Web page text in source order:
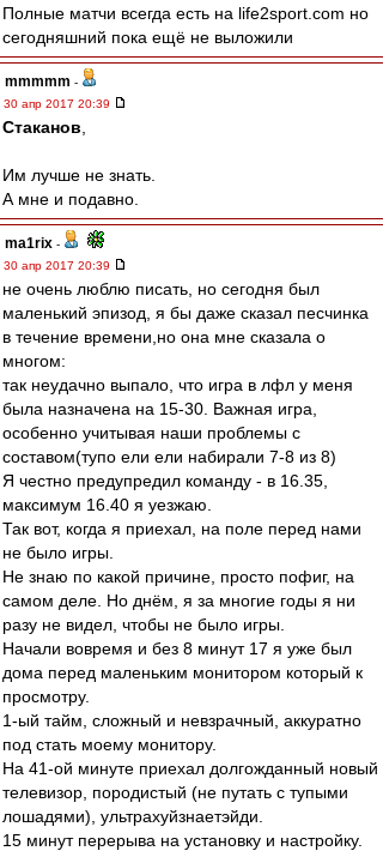
Полные матчи всегда есть на life2sport.com но
сегодняшний пока ещё не выложили
mmmmm -
30 апр 2017 20:39
Cтаканов
Им лучше не знать.
А мне и подавно.
ma1rix -
30 апр 2017 20:39
не очень люблю писать, но сегодня был
маленький эпизод, я бы даже сказал песчинка
в течение времени,но она мне сказала о
многом:
так неудачно выпало, что игра в лфл у меня
была назначена на 15-30. Важная игра,
особенно учитывая наши проблемы с
составом(тупо ели ели набирали 7-8 из 8)
Я честно предупредил команду - в 16.35,
максимум 16.40 я уезжаю.
Так вот, когда я приехал, на поле перед нами
не было игры.
Не знаю по какой причине, просто пофиг, на
самом деле. Но днём, я за многие годы я ни
разу не видел, чтобы не было игры.
Начали вовремя и без 8 минут 17 я уже был
дома перед маленьким монитором который к
просмотру.
1-ый тайм, сложный и невзрачный, аккуратно
под стать моему монитору.
На 41-ой минуте приехал долгожданный новый
телевизор, породистый (не путать с тупыми
лошадями), ультрахуйзнаетэйди.
15 минут перерыва на установку и настройку.